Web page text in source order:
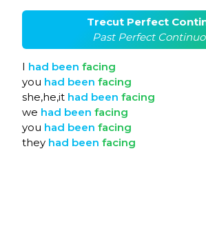
Trecut Perfect
Past Perfect
I had been facing
you had been facing
she,he,it had been facing
we had been facing
you had been facing
they had been facing